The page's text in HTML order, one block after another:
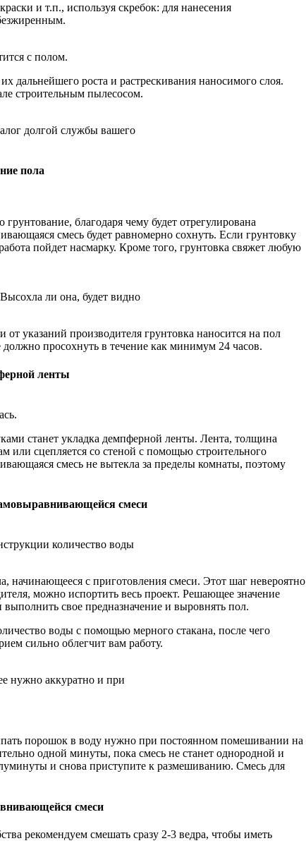
и т.п., используя скребок: для нанесения
с полом.
дальнейшего роста и растрескивания наносимого слоя.
строительным пылесосом.
долгой службы вашего
пола
благодаря чему будет отрегулирована
смесь будет равномерно сохнуть. Если грунтовку
пойдет насмарку. Кроме того, грунтовка свяжет любую
ли она, будет видно
указаний производителя грунтовка наносится на пол
просохнуть в течение как минимум 24 часов.
ленты
станет укладка демпферной ленты. Лента, толщина
или сцепляется со стеной с помощью строительного
смесь не вытекла за пределы комнаты, поэтому
смеси
количество воды
с приготовления смеси. Этот шаг невероятно
можно испортить весь проект. Решающее значение
свое предназначение и выровнять пол.
воды с помощью мерного стакана, после чего
сильно облегчит вам работу.
нужно аккуратно и при
порошок в воду нужно при постоянном помешивании на
одной минуты, пока смесь не станет однородной и
и снова приступите к размешиванию. Смесь для
смеси
рекомендуем смешать сразу 2-3 ведра, чтобы иметь